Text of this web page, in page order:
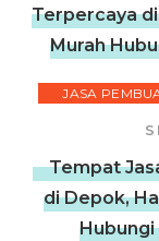
Terpercaya
Murah
JASA
Tempat
di Depok,
Hubungi